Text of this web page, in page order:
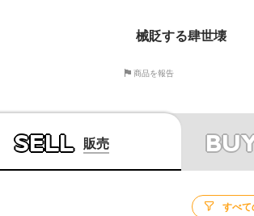
械貶する肆世壊
商品を報告
SELL 販売
すべて